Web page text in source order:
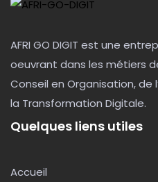
AFRI GO DIGIT est une
oeuvrant dans les métiers
Conseil en Organisation, de
la Transformation Digitale.
Quelques liens utiles
Accueil